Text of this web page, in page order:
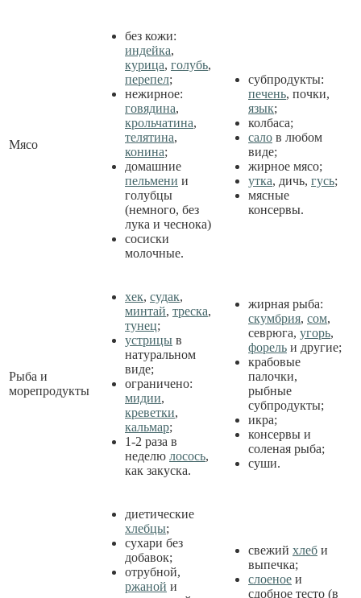
Мясо
без кожи:
индейка,
курица, голубь,
перепел;
нежирное:
говядина,
крольчатина,
телятина,
конина;
домашние
пельмени и
голубцы
(немного, без
лука и чеснока)
сосиски
молочные.
субпродукты:
печень, почки,
язык;
колбаса;
сало в любом
виде;
жирное мясо;
утка, дичь, гусь;
мясные
консервы.
Рыба и
морепродукты
хек, судак,
минтай, треска,
тунец;
устрицы в
натуральном
виде;
ограничено:
мидии,
креветки,
кальмар;
1-2 раза в
неделю лосось,
как закуска.
жирная рыба:
скумбрия, сом,
севрюга, угорь,
форель и другие;
крабовые
палочки,
рыбные
субпродукты;
икра;
консервы и
соленая рыба;
суши.
диетические
хлебцы;
сухари без
добавок;
отрубной,
ржаной и
свежий хлеб и
выпечка;
слоеное и
сдобное тесто (в